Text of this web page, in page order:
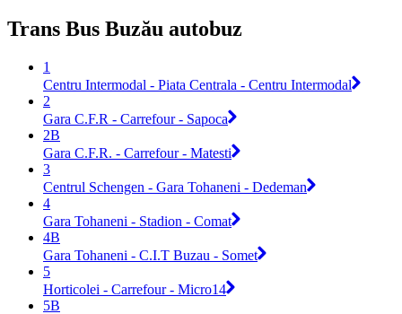
Trans Bus Buzău autobuz
1
Centru Intermodal - Piata Centrala - Centru Intermodal
2
Gara C.F.R - Carrefour - Sapoca
2B
Gara C.F.R. - Carrefour - Matesti
3
Centrul Schengen - Gara Tohaneni - Dedeman
4
Gara Tohaneni - Stadion - Comat
4B
Gara Tohaneni - C.I.T Buzau - Somet
5
Horticolei - Carrefour - Micro14
5B